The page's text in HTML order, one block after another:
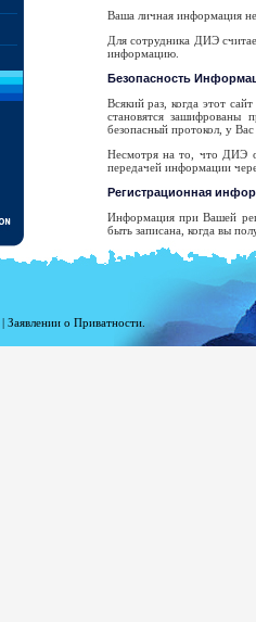
Ваша личная информация не
Для сотрудника ДИЭ
информацию.
Безопасность
Всякий раз, когда этот
становятся зашифрованы
безопасный протокол, у
Несмотря на то, что ДИЭ
передачей информации
Регистрационная
Информация при Вашей
быть записана, когда вы
Ваше доменное имя
Адрес Вашего сервера.
Дата и время
Страницы доступа.
| Заявлении о Приватности.